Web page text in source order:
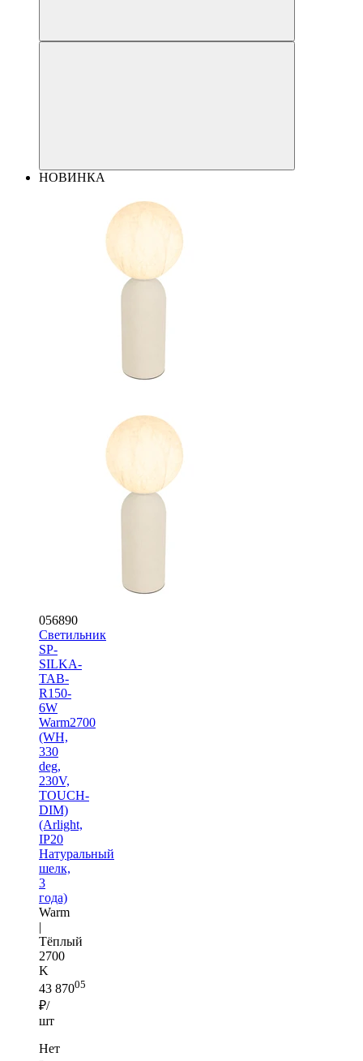
НОВИНКА
056890
Светильник
SP-
SILKA-
TAB-
R150-
6W
Warm2700
(WH,
330
deg,
230V,
TOUCH-
DIM)
(Arlight,
IP20
Натуральный
шелк,
3
года)
Warm
|
Тёплый
2700
K
43 87005
₽/
шт
Нет